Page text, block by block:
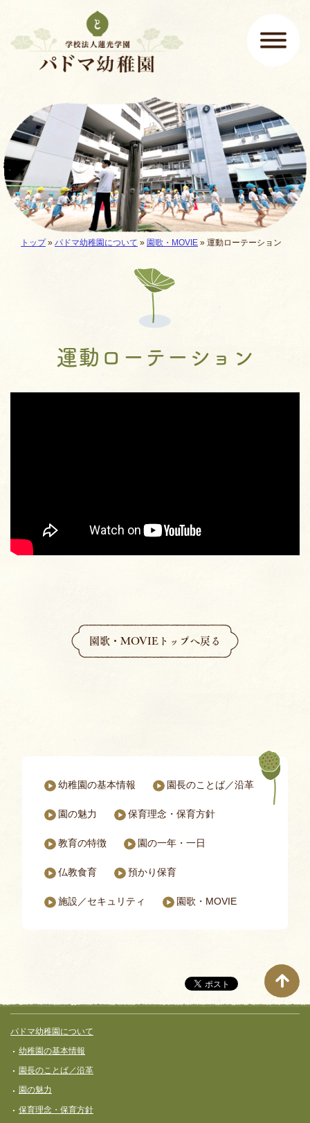
メインメニュー
ここから本文です。
現在地:
トップ» パドマ幼稚園について » 園歌・MOVIE » 運動ローテーション
運動ローテーション
園歌・MOVIEトップへ戻る
パドマ幼稚園についてのページ一覧
幼稚園の基本情報 園長のことば／沿革
園の魅力 保育理念・保育⽅針
教育の特徴 園の一年・一日
仏教食育 預かり保育
施設／セキュリティ 園歌・MOVIE
フッターコンテンツ
パドマ幼稚園について
幼稚園の基本情報
園長のことば／沿革
園の魅力
保育理念・保育⽅針